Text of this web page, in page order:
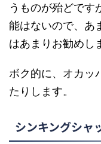
うものが殆どです
能はないので、あ
はあまりお勧めし
ボク的に、オカッ
たりします。
シンキングシャ